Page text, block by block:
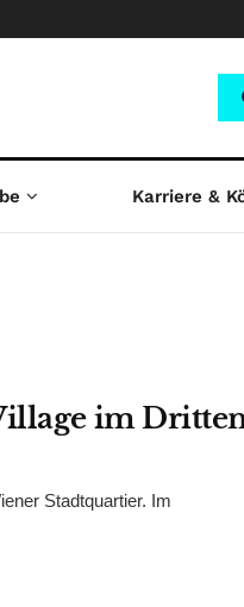
Karriere &
im
Stadtquartier. Im